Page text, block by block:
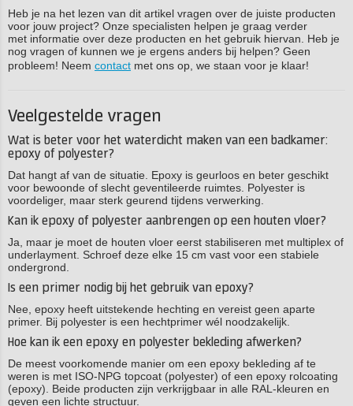
Heb je na het lezen van dit artikel vragen over de juiste producten
voor jouw project? Onze specialisten helpen je graag verder
met informatie over deze producten en het gebruik hiervan. Heb je
nog vragen of kunnen we je ergens anders bij helpen? Geen
probleem! Neem contact met ons op, we staan voor je klaar!
Veelgestelde vragen
Wat is beter voor het waterdicht maken van een badkamer:
epoxy of polyester?
Dat hangt af van de situatie. Epoxy is geurloos en beter geschikt
voor bewoonde of slecht geventileerde ruimtes. Polyester is
voordeliger, maar sterk geurend tijdens verwerking.
Kan ik epoxy of polyester aanbrengen op een houten vloer?
Ja, maar je moet de houten vloer eerst stabiliseren met multiplex of
underlayment. Schroef deze elke 15 cm vast voor een stabiele
ondergrond.
Is een primer nodig bij het gebruik van epoxy?
Nee, epoxy heeft uitstekende hechting en vereist geen aparte
primer. Bij polyester is een hechtprimer wél noodzakelijk.
Hoe kan ik een epoxy en polyester bekleding afwerken?
De meest voorkomende manier om een epoxy bekleding af te
weren is met ISO-NPG topcoat (polyester) of een epoxy rolcoating
(epoxy). Beide producten zijn verkrijgbaar in alle RAL-kleuren en
geven een lichte structuur.